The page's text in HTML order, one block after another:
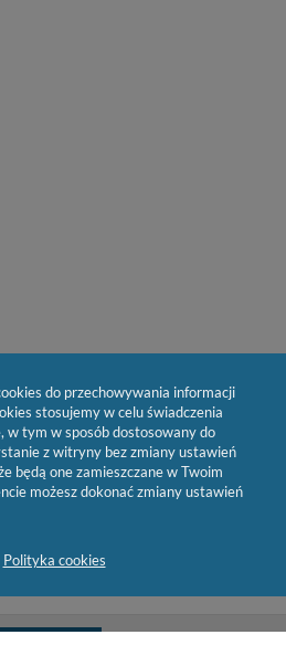
do przechowywania informacji
stosujemy w celu świadczenia
w tym w sposób dostosowany do
z witryny bez zmiany ustawień
będą one zamieszczane w Twoim
możesz dokonać zmiany ustawień